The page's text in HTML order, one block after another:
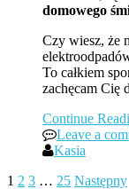
domowego
Czy wiesz, że
To całkiem
zachęcam Cię
Continue
Leave a
Kasia
1 2 3 … 25 Następny